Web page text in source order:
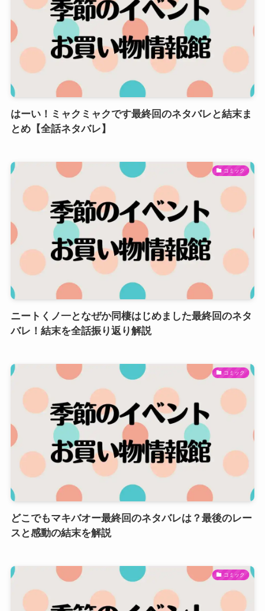
はーい！ミャクミャクです最終回のネタバレと結末ま
とめ【全話ネタバレ】
コミック
ニートくノ一となぜか同棲はじめました最終回のネタ
バレ！結末を全話振り返り解説
コミック
どこでもマキバオー最終回のネタバレは？最後のレー
スと感動の結末を解説
コミック